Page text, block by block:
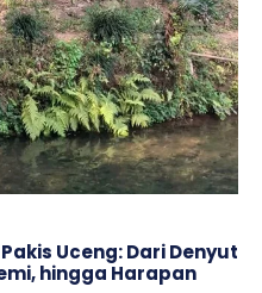
Uceng: Dari Denyut
hingga Harapan